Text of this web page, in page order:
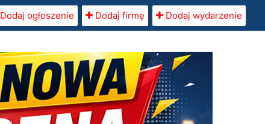
Dodaj ogłoszenie Dodaj firmę Dodaj wydarzenie